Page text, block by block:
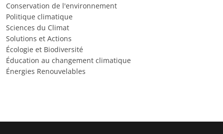
Conservation de l'environnement
Politique climatique
Sciences du Climat
Solutions et Actions
Écologie et Biodiversité
Éducation au changement climatique
Énergies Renouvelables